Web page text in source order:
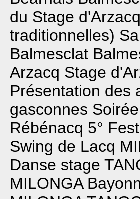
du Stage
traditionnelles)
Balmesclat
Arzacq Stage
Présentation des
gasconnes
Rébénacq 5°
Swing de Lacq
Danse stage
MILONGA